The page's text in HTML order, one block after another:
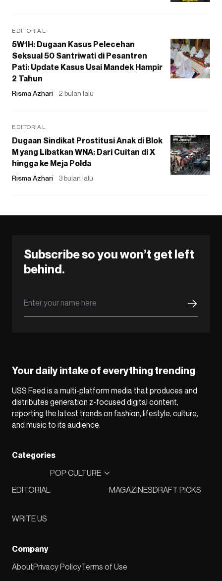
EDITORIAL
5W1H: Dugaan Kasus Pelecehan
Seksual 50 Santriwati di Pesantren
Pati: Update Kasus Usai Mandek Hampir
2 Tahun
Risma Azhari 2 bulan lalu
EDITORIAL
Dugaan Sindikat Prostitusi Anak di Blok
M yang Libatkan WNA: Dari Cuitan di X
hingga ke Meja Polda
Risma Azhari 3 bulan lalu
Subscribe so you won’t get left
behind.
Your daily intake of everything trending
USS Feed is a multi-platform media that produces and
distributes generation z-focused digital content,
reporting the latest trends on fashion, lifestyle, culture,
and music to its audience.
Categories
EDITORIAL
POP CULTURE
MAGAZINESDRAFT PICKS
WRITE US
Company
AboutPrivacy PolicyTerms of Use